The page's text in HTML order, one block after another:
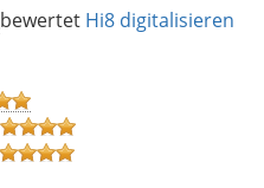
bewertet Hi8 digitalisieren